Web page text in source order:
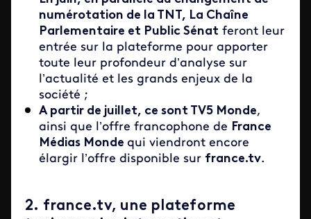
numérotation de la TNT, La Chaîne
Parlementaire et Public Sénat feront leur
entrée sur la plateforme pour apporter
toute leur profondeur d’analyse sur
l’actualité et les grands enjeux de la
société ;
A partir de juillet, ce sont TV5 Monde,
ainsi que l’offre francophone de France
Médias Monde qui viendront encore
élargir l’offre disponible sur france.tv.
2. france.tv, une plateforme